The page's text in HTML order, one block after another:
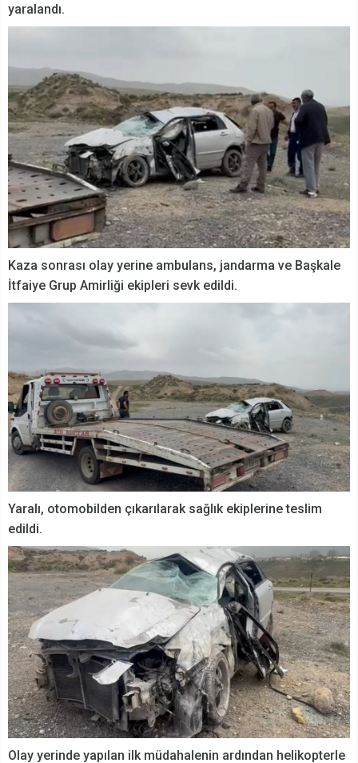
yaralandı.
Kaza sonrası olay yerine ambulans, jandarma ve Başkale
İtfaiye Grup Amirliği ekipleri sevk edildi.
Yaralı, otomobilden çıkarılarak sağlık ekiplerine teslim
edildi.
Olay yerinde yapılan ilk müdahalenin ardından helikopterle